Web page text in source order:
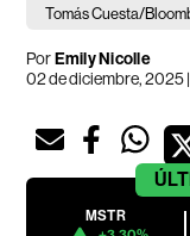
Tomás Cuesta/
PorEmily Nicolle
02 de diciembre, 2025 |
MSTR